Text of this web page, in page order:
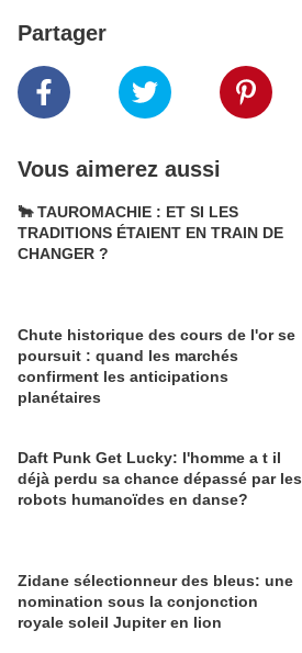
Partager
Vous aimerez aussi
🐂 TAUROMACHIE : ET SI LES
TRADITIONS ÉTAIENT EN TRAIN DE
CHANGER ?
Chute historique des cours de l'or se
poursuit : quand les marchés
confirment les anticipations
planétaires
Daft Punk Get Lucky: l'homme a t il
déjà perdu sa chance dépassé par les
robots humanoïdes en danse?
Zidane sélectionneur des bleus: une
nomination sous la conjonction
royale soleil Jupiter en lion